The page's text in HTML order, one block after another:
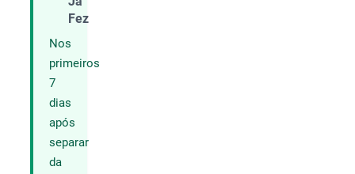
Fez
Nos
primeiros
7
dias
após
separar
da